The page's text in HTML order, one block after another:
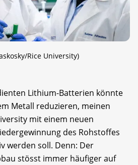
Rice University)
Lithium-Batterien könnte
Metall reduzieren, meinen
mit einem neuen
des Rohstoffes
werden soll. Denn: Der
stösst immer häufiger auf